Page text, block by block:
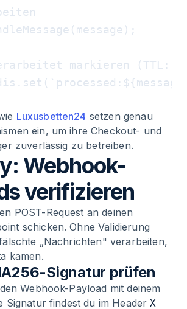
markieren (TTL: 7
Luxusbetten24 setzen genau
ein, um ihre Checkout- und
zuverlässig zu betreiben.
Webhook-
verifizieren
POST-Request an deinen
schicken. Ohne Validierung
„Nachrichten" verarbeiten,
kamen.
Signatur prüfen
Webhook-Payload mit deinem
Signatur findest du im HeaderX-